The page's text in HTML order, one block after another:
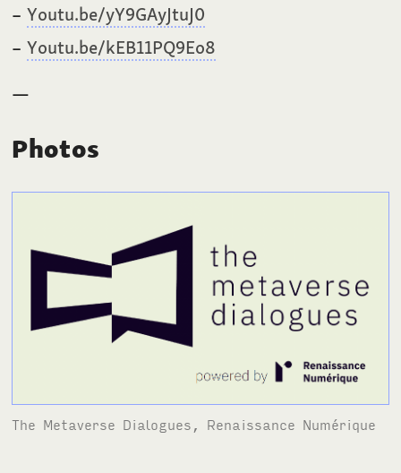
Youtu.be/yY9GAyJtuJ0
Youtu.be/kEB11PQ9Eo8
—
Photos
The Metaverse Dialogues, Renaissance Numérique